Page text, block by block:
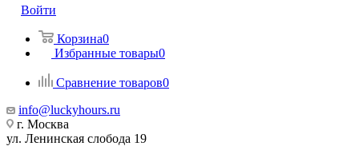
Войти
Корзина0
Избранные товары0
Сравнение товаров0
info@luckyhours.ru
г. Москва
ул. Ленинская слобода 19